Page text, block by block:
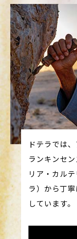
ドテラでは
ランキンセ
リア・カル
ラ）から丁
しています。